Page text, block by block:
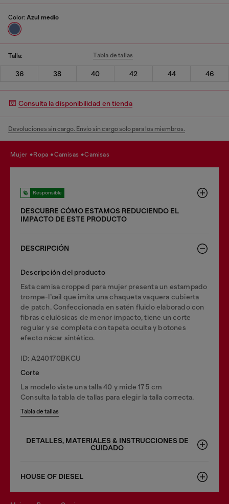
Color: Azul medio
Talla: Tabla de tallas
36 38 40 42 44 46
Consulta la disponibilidad en tienda
Devoluciones sin cargo. Envío sin cargo solo para los miembros.
mujer ropa camisas camisas
Responsible
DESCUBRE CÓMO ESTAMOS REDUCIENDO EL
IMPACTO DE ESTE PRODUCTO
DESCRIPCIÓN
Descripción del producto
Esta camisa cropped para mujer presenta un estampado
trompe-l’œil que imita una chaqueta vaquera cubierta
de patch. Confeccionada en satén fluido elaborado con
fibras celulósicas de menor impacto, tiene un corte
regular y se completa con tapeta oculta y botones
efecto nácar sintético.
ID: A240170BKCU
Corte
La modelo viste una talla 40 y mide 175 cm
Consulta la tabla de tallas para elegir la talla correcta.
Tabla de tallas
DETALLES, MATERIALES & INSTRUCCIONES DE
CUIDADO
HOUSE OF DIESEL